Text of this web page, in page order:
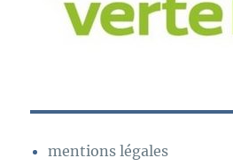
mentions légales